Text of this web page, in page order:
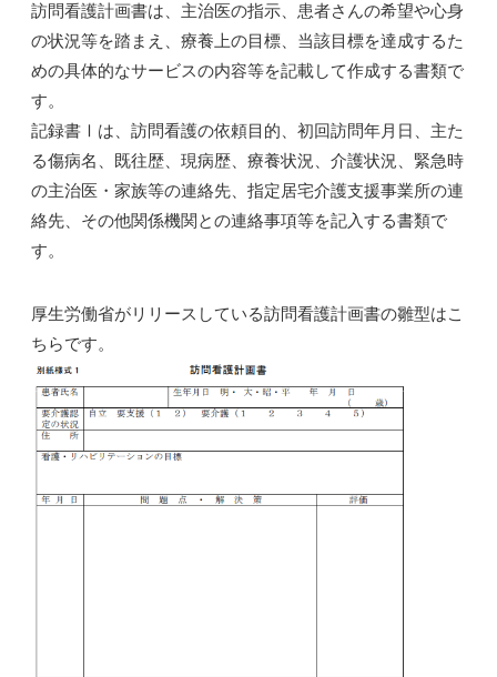
訪問看護計画書は 、主治医の指示、患者さんの希望や心身
の状況等を踏まえ、療養上の目標、当該目標を達成するた
めの具体的なサービスの内容等を記載して作成する書類で
す。
記録書Ⅰは、訪問看護の依頼目的、初回訪問年月日、主た
る傷病名、既往歴、現病歴、療養状況、介護状況、緊急時
の主治医・家族等の連絡先、指定居宅介護支援事業所の連
絡先、その他関係機関との連絡事項等を記入する書類で
す。
厚生労働省がリリースしている訪問看護計画書の雛型はこ
ちらです。